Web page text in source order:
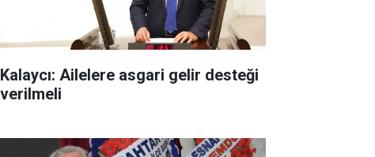
Kalaycı: Ailelere asgari gelir desteği
verilmeli